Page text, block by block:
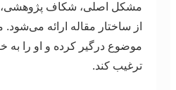
مشکل اصلی، شکاف پژوهشی،
از ساختار مقاله ارائه می‌شود.
موضوع درگیر کرده و او را به
ترغیب کند.